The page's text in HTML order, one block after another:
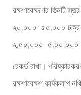
রক্ষণাবেক্ষণের তিনটি
২০,০০০–৫০,০০০ চক্র
২,৫০,০০০–৫,০০,০০০
রেকর্ড রাখা।
রক্ষণাবেক্ষণ কার্যকলাপ